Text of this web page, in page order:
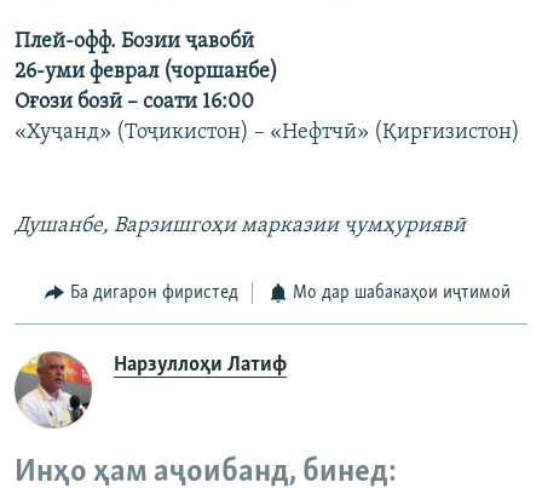
Плей-офф. Бозии ҷавобӣ
26-уми феврал (чоршанбе)
Оғози бозӣ – соати 16:00
«Хуҷанд» (Тоҷикистон) – «Нефтчӣ» (Қирғизистон)
Душанбе, Варзишгоҳи марказии ҷумҳуриявӣ
Ба дигарон фиристед Мо дар шабакаҳои иҷтимоӣ
Нарзуллоҳи Латиф
Инҳо ҳам аҷоибанд, бинед: